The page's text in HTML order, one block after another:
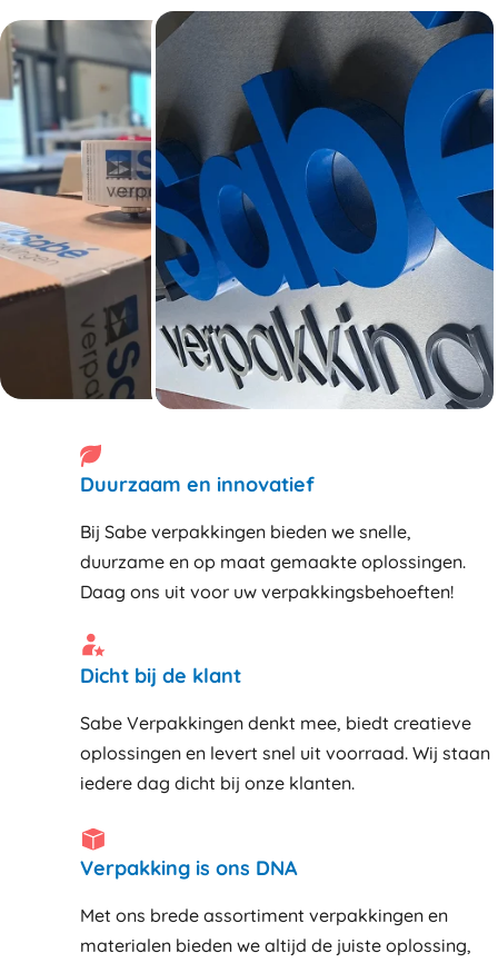
Duurzaam en innovatief
Bij Sabe verpakkingen bieden we snelle,
duurzame en op maat gemaakte oplossingen.
Daag ons uit voor uw verpakkingsbehoeften!
Dicht bij de klant
Sabe Verpakkingen denkt mee, biedt creatieve
oplossingen en levert snel uit voorraad. Wij staan
iedere dag dicht bij onze klanten
Verpakking is ons DNA
Met ons brede assortiment verpakkingen en
materialen bieden we altijd de juiste oplossing,